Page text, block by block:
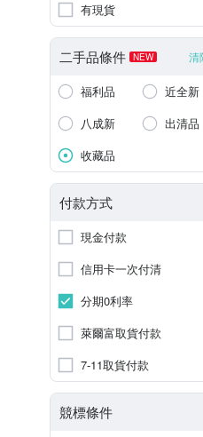
有現貨
二手品條件 NEW 清
福利品
近全新
八成新
出清品
收藏品
付款方式
現金付款
信用卡一次付清
分期0利率
萊爾富取貨付款
7-11取貨付款
競標條件